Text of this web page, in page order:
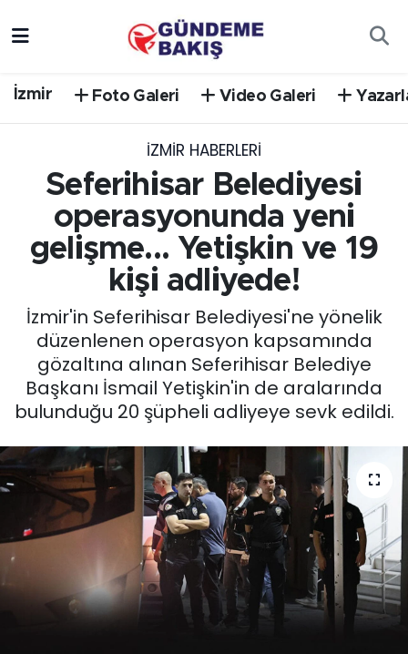
İzmir Foto Galeri Video Galeri
İZMIR HABERLERI
Seferihisar Belediyesi
operasyonunda yeni
gelişme... Yetişkin ve 19
kişi adliyede!
İzmir'in Seferihisar Belediyesi'ne yönelik
düzenlenen operasyon kapsamında
gözaltına alınan Seferihisar Belediye
Başkanı İsmail Yetişkin'in de aralarında
bulunduğu 20 şüpheli adliyeye sevk edildi.
EGE
EĞİTİM
English News
GÜNCEL
KÜLTÜR SANAT
MAGAZİN
POLİTİKA
SAĞLIK
Siyaset
Trafik Durumu
Süper Lig Puan Durumu ve Fikstür
Tüm Manşetler
Son Dakika Haberleri
Haber Arşivi